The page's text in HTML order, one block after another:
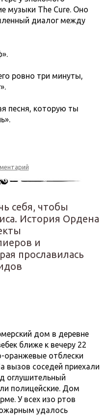
музыки The Cure. Оно
диалог между
ровно три минуты,
песня, которую ты
себя, чтобы
История Ордена
и
прославилась
дом в деревне
ближе к вечеру 22
оранжевые отблески
вызов соседей приехали
оглушительный
полицейские. Дом
У всех изо ртов
удалось